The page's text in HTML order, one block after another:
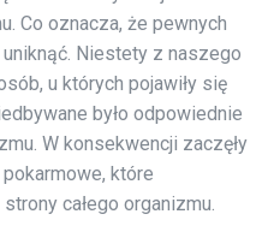
Co oznacza, że pewnych
Niestety z naszego
u których pojawiły się
było odpowiednie
W konsekwencji zaczęły
które
całego organizmu.